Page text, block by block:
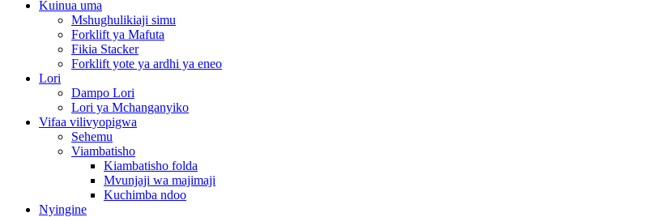
Kuinua uma
Mshughulikiaji simu
Forklift ya Mafuta
Fikia Stacker
Forklift yote ya ardhi ya eneo
Lori
Dampo Lori
Lori ya Mchanganyiko
Vifaa vilivyopigwa
Sehemu
Viambatisho
Kiambatisho folda
Mvunjaji wa majimaji
Kuchimba ndoo
Nyingine